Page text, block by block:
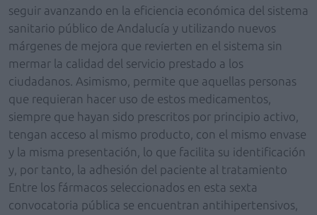
seguir avanzando en la eficiencia económica del sistema
sanitario público de Andalucía y utilizando nuevos
márgenes de mejora que revierten en el sistema sin
mermar la calidad del servicio prestado a los
ciudadanos. Asimismo, permite que aquellas personas
que requieran hacer uso de estos medicamentos,
siempre que hayan sido prescritos por principio activo,
tengan acceso al mismo producto, con el mismo envase
y la misma presentación, lo que facilita su identificación
y, por tanto, la adhesión del paciente al tratamiento
Entre los fármacos seleccionados en esta sexta
convocatoria pública se encuentran antihipertensivos,